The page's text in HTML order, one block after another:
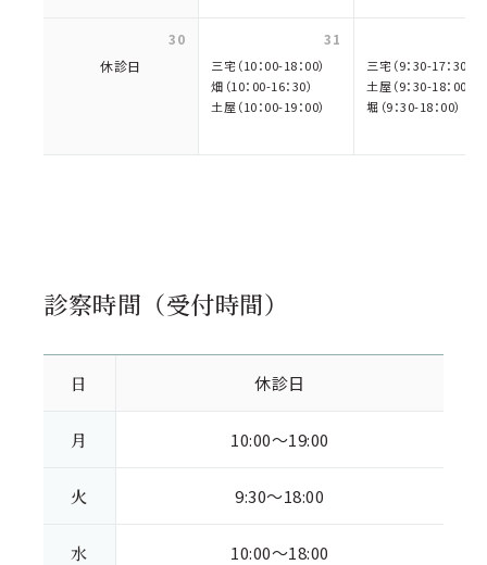
30
休診日
31
三宅（10：00-18：00）
畑（10：00-16：30）
土屋（10：00-19：00）
三宅（9：30-17：30）
土屋（9：30-18：00）
堀（9：30-18：00）
診察時間（受付時間）
日
月
火
水
休診日
10:00～19:00
9:30～18:00
10:00～18:00